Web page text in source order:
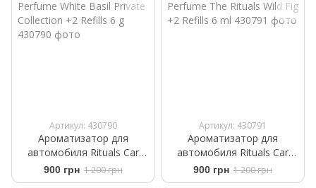
Артикул: 430790
Ароматизатор для
автомобиля Rituals ​Car
Perfume ​White Basil Private
Collection +2 Refills 6 g
900 грн 1 200 грн
Артикул: 430791
Ароматизатор для
автомобиля Rituals ​Car
Perfume The Rituals Wild Fig
+2 Refills 6 ml
900 грн 1 200 грн